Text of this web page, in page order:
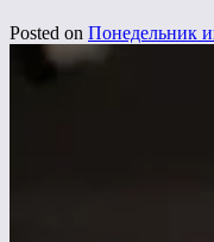
Posted on Понедельник